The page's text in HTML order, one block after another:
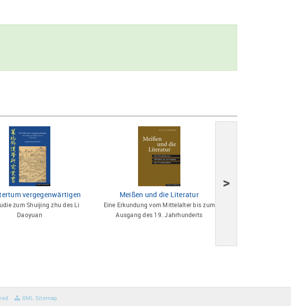
vergegenwärtigen
zum Shuijing zhu des Li
Daoyuan
Meißen und die Literatur
Eine Erkundung vom Mittelalter bis zum
Ausgang des 19. Jahrhunderts
>
XML Sitemap